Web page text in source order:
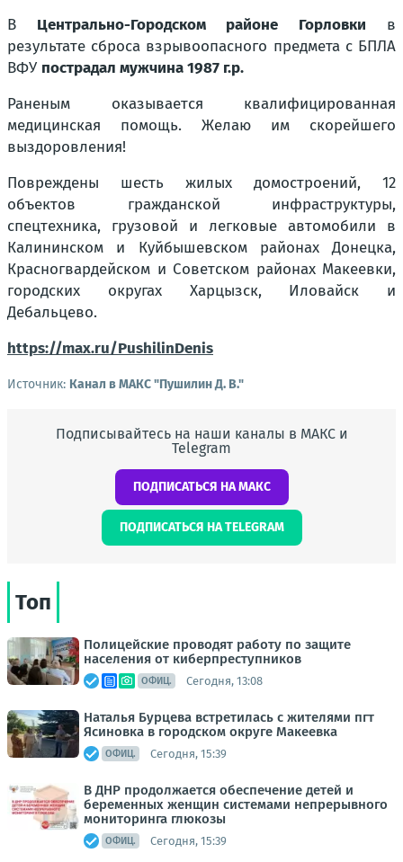
В Центрально-Городском районе Горловки в
результате сброса взрывоопасного предмета с БПЛА
ВФУ пострадал мужчина 1987 г.р.
Раненым оказывается квалифицированная
медицинская помощь. Желаю им скорейшего
выздоровления!
Повреждены шесть жилых домостроений, 12
объектов гражданской инфраструктуры,
спецтехника, грузовой и легковые автомобили в
Калининском и Куйбышевском районах Донецка,
Красногвардейском и Советском районах Макеевки,
городских округах Харцызск, Иловайск и
Дебальцево.
https://max.ru/PushilinDenis
Источник: Канал в МАКС "Пушилин Д. В."
Подписывайтесь на наши каналы в МАКС и
Telegram
ПОДПИСАТЬСЯ НА МАКС
ПОДПИСАТЬСЯ НА TELEGRAM
Топ
Полицейские проводят работу по защите
населения от киберпреступников
ОФИЦ. Сегодня, 13:08
Наталья Бурцева встретилась с жителями пгт
Ясиновка в городском округе Макеевка
ОФИЦ. Сегодня, 15:39
В ДНР продолжается обеспечение детей и
беременных женщин системами непрерывного
мониторинга глюкозы
ОФИЦ. Сегодня, 15:39